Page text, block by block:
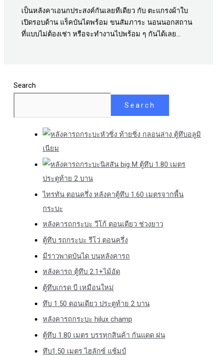
เป็นหลังคาเอนกประสงค์กันเลยทีเดียว กับ ตะแกรงผ้าใบ
เปิดรอบด้าน แร็คบันไดพร้อม ขนสัมภาระ นอนนอกสถาน
ที่แบบไม่ต้องเช่า หรือจะทำงานไปพร้อม ๆ กันได้เลย…
Search
Search
หัวซิ่ง ท้ายซิ่ง กลอนล่าง ตู้ทึบอลูมิ
เนียม
นิสสัน big M ตู้ทึบ 1.80 เมตร
ประตูท้าย 2 บาน
ไทรทัน ตอนครึ่ง หลังคาตู้ทึบ 1.60 เมตรจากพื้น
กระบะ
หลังคารถกระบะ วีโก้ ตอนเดียว ช่วงยาว
ตู้ทึบ รถกระบะ รีโว่ ตอนครึ่ง
มีราวพาดบันได บนหลังคารถ
หลังคารถ ตู้ทึบ 2.1+ไม้อัด
ตู้ทึบเกรด บี เหมือนใหม่
ทึบ 1.50 ตอนเดียว ประตูท้าย 2 บาน
หลังคารถกระบะ hilux champ
ตู้ทึบ 1.80 เมตร บรรทุกสินค้า กันแดด ฝน
ทึบ1.50 เมตร ไฮลักซ์ แช้มป์